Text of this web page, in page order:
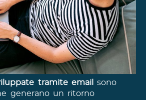
tramite email
sono
generano un ritorno